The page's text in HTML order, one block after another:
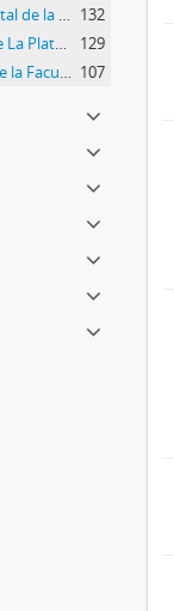
Archivo Histórico y Documental de la Facultad de Arquitectura y Urbanismo 132
Archivo del Museo Musical de La Plata Dr. Emilio Azzarini
129
Archivo General e Histórico de la Facultad de Ciencias Veterinarias 107